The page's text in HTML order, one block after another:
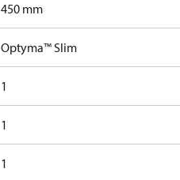
450 mm
Optyma™ Slim
1
1
1